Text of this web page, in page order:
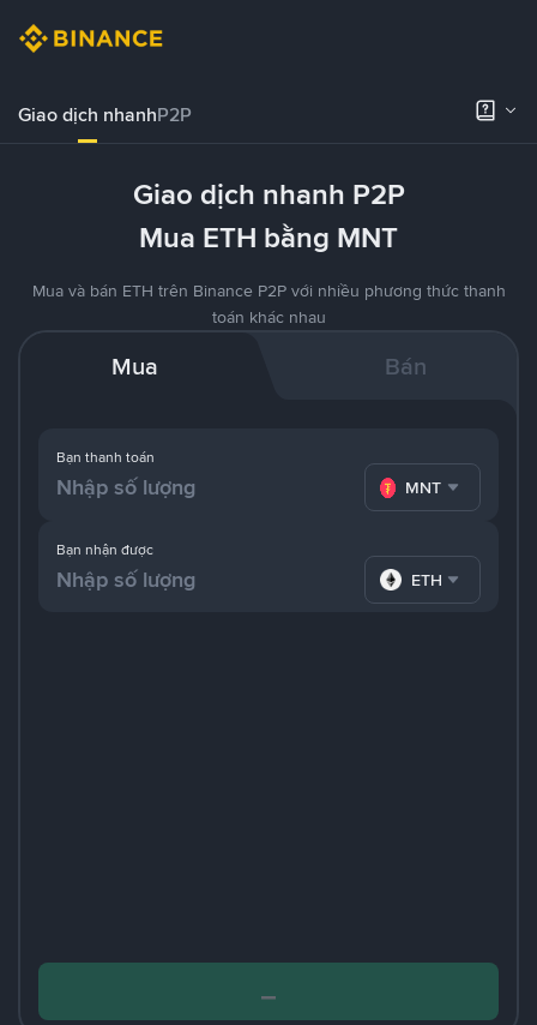
Giao dịch nhanhP2P
Giao dịch nhanh P2P
Mua ETH bằng MNT
Mua và bán ETH trên Binance P2P với nhiều phương thức thanh
toán khác nhau
Mua Bán
Bạn thanh toán
MNT
Bạn nhận được
ETH